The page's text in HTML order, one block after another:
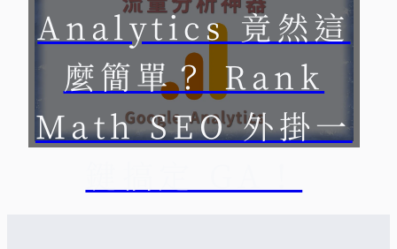
Analytics 竟然這
麼簡單？ Rank
Math SEO 外掛一